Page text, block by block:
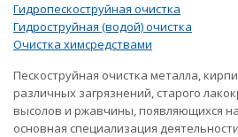
Гидропескоструйная очистка
Гидроструйная (водой) очистка
Очистка химсредствами
Пескоструйная очистка металла,
различных загрязнений, старого
высолов и ржавчины, появляющихся
основная специализация